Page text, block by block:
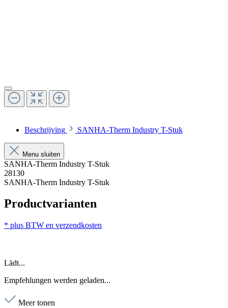
Beschrijving SANHA-Therm Industry T-Stuk
Menu sluiten
SANHA-Therm Industry T-Stuk
28130
SANHA-Therm Industry T-Stuk
Productvarianten
* plus BTW en verzendkosten
Lädt...
Empfehlungen werden geladen...
Meer tonen